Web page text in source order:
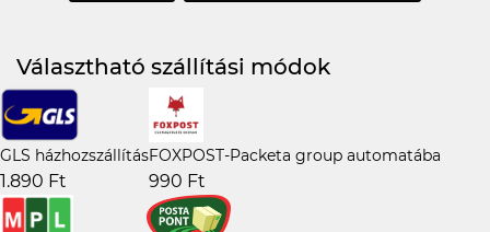
Választható szállítási módok
GLS házhozszállítás
1.890 Ft
FOXPOST-Packeta group automatába
990 Ft